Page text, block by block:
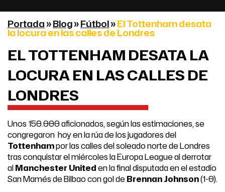
Portada»Blog»Fútbol»El Tottenham desata
la locura en las calles de Londres
EL TOTTENHAM DESATA LA
LOCURA EN LAS CALLES DE
LONDRES
Unos 150.000 aficionados, según las estimaciones, se
congregaron hoy en la rúa de los jugadores del
Tottenhampor las calles del soleado norte de Londres
tras conquistar el miércoles la Europa League al derrotar
alManchester Uniteden la final disputada en el estadio
San Mamés de Bilbao con gol deBrennan Johnson(1-0).